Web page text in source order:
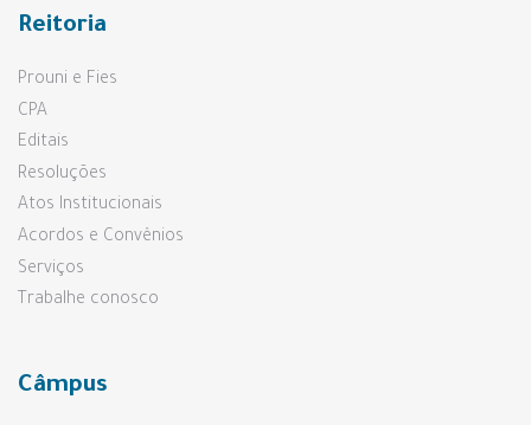
Reitoria
Prouni e Fies
CPA
Editais
Resoluções
Atos Institucionais
Acordos e Convênios
Serviços
Trabalhe conosco
Câmpus